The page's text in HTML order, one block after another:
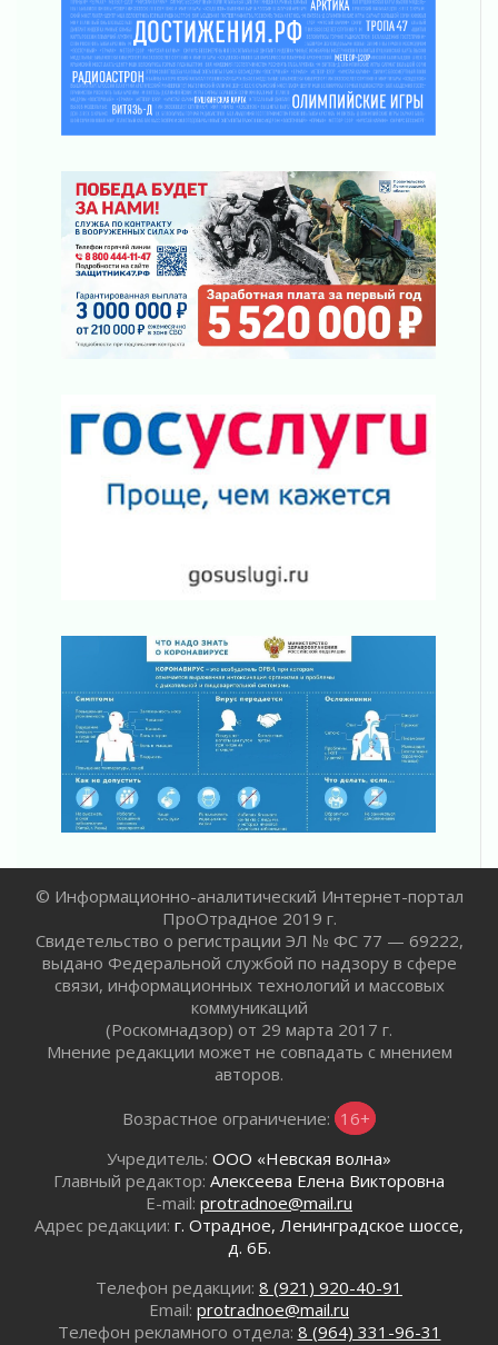
«Корвет» на страже
31 июля 2026
Правила для жизни
31 июля 2026
С рабочим визитом
В Шлиссельбурге прошла акция «Белый
кораблик Памяти»
31 июля 2026
Новые возможности для творчества
31 июля 2026
За сухими цифрами — реальная жизнь
31 июля 2026
Генеральная репетиция векового юбилея
31 июля 2026
Открытое сердце и стремление делать добро
31 июля 2026
Круглую ригу в Гатчине отреставрируют в
30 июля 2026
Путешествие к западным рубежам
30 июля 2026
Лаголовская общеобразовательная школа
откроется к концу сентября
30 июля 2026
Ленобласть наводит порядок на дорогах и в
перевозках
Комфортное лето: в Ленобласти 30 июля
ожидается теплая и сухая погода
Ладожский мост на трассе «Кола» полностью
закроют для движения в ночь на 31 июля
30 июля 2026
Волейболисты из Всеволожского района
представят Ленинградскую область на
всероссийском финале в Москве
«Кубок Защитников Отечества» для
30 июля 2026
Заблудившегося пенсионера вывели из леса в
Тосненском районе
30 июля 2026
Всеволожском районе Ленобласти
© Информационно-аналитический Интернет-портал
ПроОтрадное 2019 г.
Свидетельство о регистрации ЭЛ № ФС 77 — 69222,
выдано Федеральной службой по надзору в сфере
связи, информационных технологий и массовых
коммуникаций
(Роскомнадзор) от 29 марта 2017 г.
Мнение редакции может не совпадать с мнением
авторов.
Возрастное ограничение: 16+
Учредитель: ООО «Невская волна»
Главный редактор: Алексеева Елена Викторовна
E-mail: protradnoe@mail.ru
Адрес редакции: г. Отрадное, Ленинградское шоссе,
д. 6Б.
Телефон редакции: 8 (921) 920-40-91
Email: protradnoe@mail.ru
Телефон рекламного отдела: 8 (964) 331-96-31